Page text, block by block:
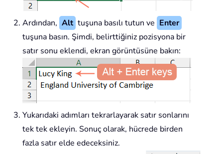
Ardından, Alt tuşuna basılı tutun ve Enter
tuşuna basın. Şimdi, belirttiğiniz pozisyona bir
satır sonu eklendi, ekran görüntüsüne bakın:
Yukarıdaki adımları tekrarlayarak satır sonlarını
tek tek ekleyin. Sonuç olarak, hücrede birden
fazla satır elde edeceksiniz.